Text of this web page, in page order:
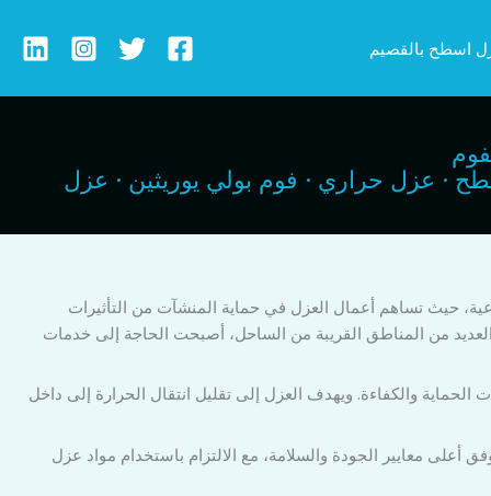
اسطح بالقصيم
· عزل حراري · فوم بولي يوريثين · عزل
حيث تساهم أعمال العزل في حماية المنشآت من التأثيرات
من المناطق القريبة من الساحل، أصبحت الحاجة إلى خدمات
والكفاءة. ويهدف العزل إلى تقليل انتقال الحرارة إلى داخل
معايير الجودة والسلامة، مع الالتزام باستخدام مواد عزل